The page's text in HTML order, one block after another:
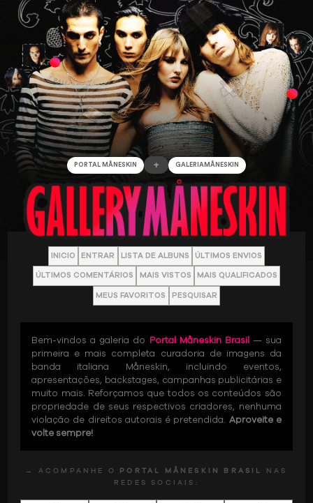
PORTAL MÅNESKIN + GALERIAMÅNESKIN
INICIO ENTRAR LISTA DE ALBUNS
ÚLTIMOS ENVIOS
ÚLTIMOS COMENTÁRIOS
MAIS VISTOS MAIS QUALIFICADOS
MEUS FAVORITOS
PESQUISAR
Bem-vindos a galeria do Portal Måneskin Brasil— sua
primeira e mais completa curadoria de imagens da
banda italiana Måneskin, incluindo eventos,
apresentações, backstages, campanhas publicitárias e
muito mais. Reforçamos que todos os conteúdos são
propriedade de seus respectivos criadores, nenhuma
violação de direitos autorais é pretendida. Aproveite e
volte sempre!
→ ACOMPANHE O PORTAL MÅNESKIN BRASIL
NAS
REDES SOCIAIS: